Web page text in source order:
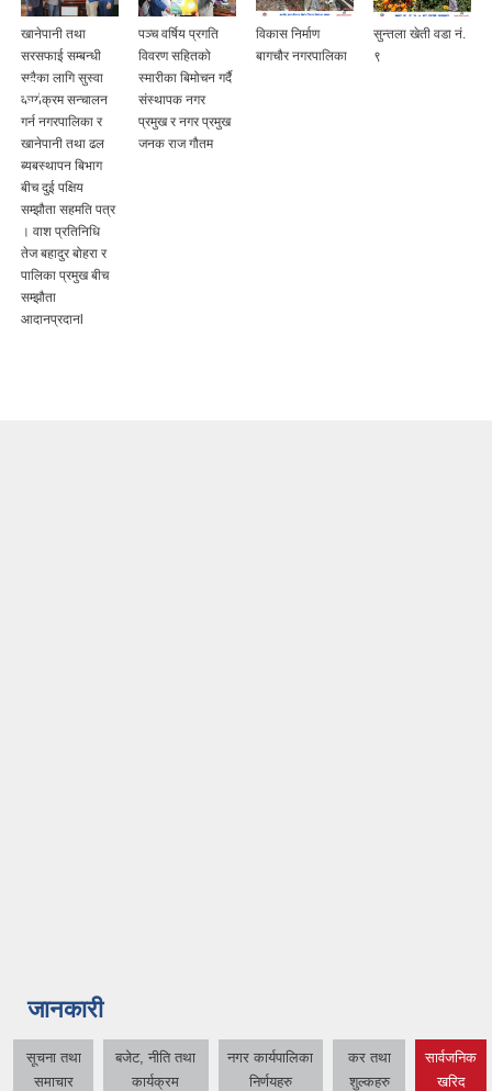
खानेपानी तथा
सरसफाई सम्बन्धी
सबैका लागि सुस्वा
कार्यक्रम सन्चालन
गर्न नगरपालिका र
खानेपानी तथा ढल
ब्यबस्थापन बिभाग
बीच दुई पक्षिय
सम्झौता सहमति पत्र
। वाश प्रतिनिधि
तेज बहादुर बोहरा र
पालिका प्रमुख बीच
सम्झौता
आदानप्रदानl
पञ्च वर्षिय प्रगति
विवरण सहितको
स्मारीका बिमोचन गर्दै
संस्थापक नगर
प्रमुख र नगर प्रमुख
जनक राज गौतम
विकास निर्माण
बागचौर नगरपालिका
सुन्तला खेती वडा नं.
९
जानकारी
सूचना तथा
समाचार
बजेट, नीति तथा
कार्यक्रम
नगर कार्यपालिका
निर्णयहरु
कर तथा
शुल्कहरु
सार्वजनिक
खरिद
(active